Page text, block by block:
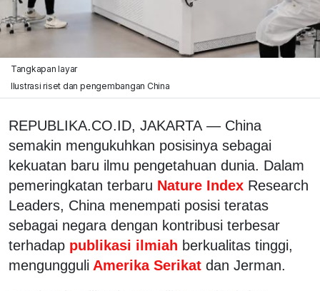
Tangkapan layar
Ilustrasi riset dan pengembangan China
REPUBLIKA.CO.ID, JAKARTA — China
semakin mengukuhkan posisinya sebagai
kekuatan baru ilmu pengetahuan dunia. Dalam
pemeringkatan terbaru Nature Index Research
Leaders, China menempati posisi teratas
sebagai negara dengan kontribusi terbesar
terhadap publikasi ilmiah berkualitas tinggi,
mengungguli Amerika Serikat dan Jerman.